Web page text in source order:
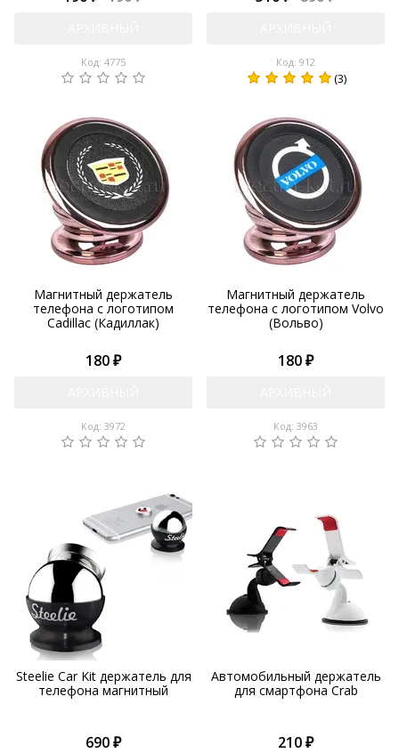
Код: 4775 Код: 912
(3)
Магнитный держатель
телефона с логотипом
Cadillac (Кадиллак)
180 ₽
Код: 3972
Магнитный держатель
телефона с логотипом Volvo
(Вольво)
180 ₽
Код: 3963
Steelie Car Kit держатель для
телефона магнитный
690 ₽
Автомобильный держатель
для смартфона Crab
210 ₽